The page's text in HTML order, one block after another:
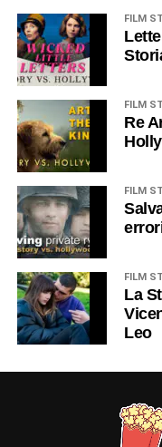
FILM
FILM
Re
FILM
FILM
La
Leo